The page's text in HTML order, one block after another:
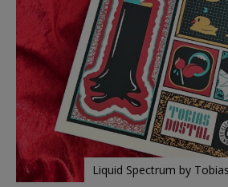
Liquid Spectrum by